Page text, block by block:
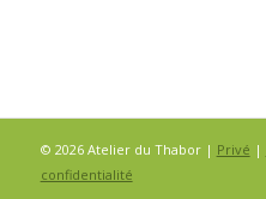
© 2026 Atelier du Thabor | Privé |
confidentialité